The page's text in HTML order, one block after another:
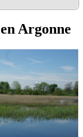
Argonne